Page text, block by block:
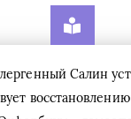
Салин